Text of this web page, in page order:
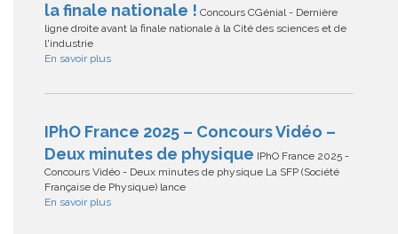
la finale nationale ! Concours CGénial - Dernière
ligne droite avant la finale nationale à la Cité des sciences et de
l'industrie
En savoir plus
IPhO France 2025 – Concours Vidéo –
Deux minutes de physique IPhO France 2025 -
Concours Vidéo - Deux minutes de physique La SFP (Société
Française de Physique) lance
En savoir plus